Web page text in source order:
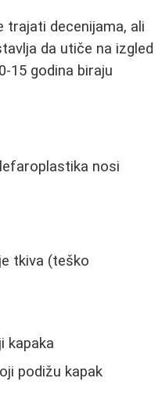
decenijama, ali
da utiče na izgled
15 godina biraju
nosi
tkiva (teško
kapaka
podižu kapak